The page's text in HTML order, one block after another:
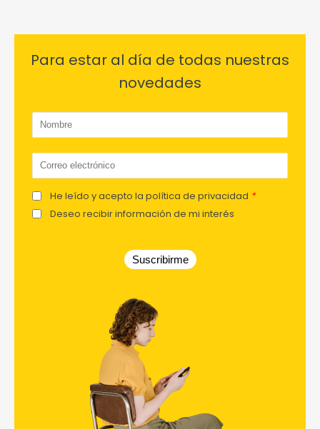
Para estar al día de todas nuestras
novedades
He leído y acepto la política de privacidad *
Deseo recibir información de mi interés
Suscribirme